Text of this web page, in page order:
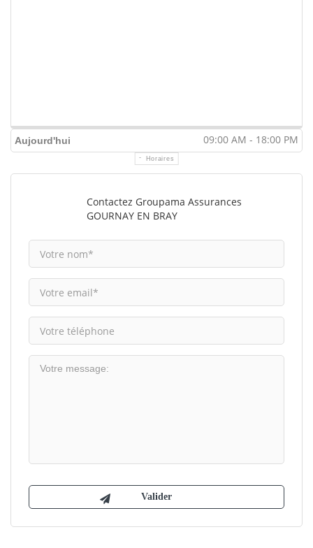
Aujourd'hui 09:00 AM - 18:00 PM
Horaires
Contactez Groupama Assurances
GOURNAY EN BRAY